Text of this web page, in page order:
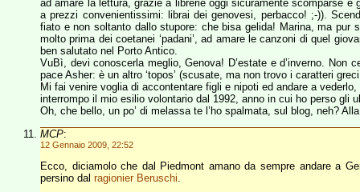
ad amare la lettura, grazie a librerie oggi sicuramente scomparse
a prezzi convenientissimi: librai dei genovesi, perbacco! ;-)).
fiato e non soltanto dallo stupore: che bisa gelida! Marina, ma pur
molto prima dei coetanei ‘padani’, ad amare le canzoni di quel
ben salutato nel Porto Antico.
VuBì, devi conoscerla meglio, Genova! D’estate e d’inverno. Non
pace Asher: è un altro ‘topos’ (scusate, ma non trovo i caratteri
Mi fai venire voglia di accontentare figli e nipoti ed andare a
interrompo il mio esilio volontario dal 1992, anno in cui ho perso gli
Oh, che bello, un po’ di melassa te l’ho spalmata, sul blog, neh?
MCP:
12 Gennaio 2009, 22:52
Ecco, diciamolo che dal Piedmont amano da sempre andare a
persino dal ragionier Beruschi.